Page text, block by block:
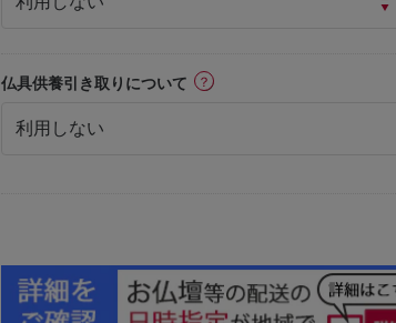
仏具供養引き取りについて ⓘ